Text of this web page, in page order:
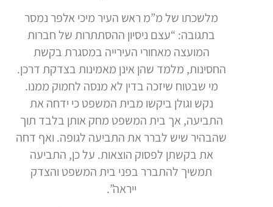
מלשכתו של מ”מ ראש העיר מיכי אלפר נמסר
בתגובה: “עצם ניסיון ההסתתרות של חברות
המועצה מאחורי העירייה במסגרת בקשת
החסינות, מלמד שהן אינן מאמינות בצדקת דרכן.
מי שבטוח שיזכה בדין לא מנסה לחמוק ממנו.
נקש וגולן ביקשו מבית המשפט כי ידחה את
התביעה, אך בית המשפט מחק אותן בלבד תוך
שהבהיר שיש לברר את התביעה לגופה. ואף דחה
את בקשתן לפסוק הוצאות. על כן, התביעה
תמשיך להתברר בפני בית המשפט והצדק
ייראה”.